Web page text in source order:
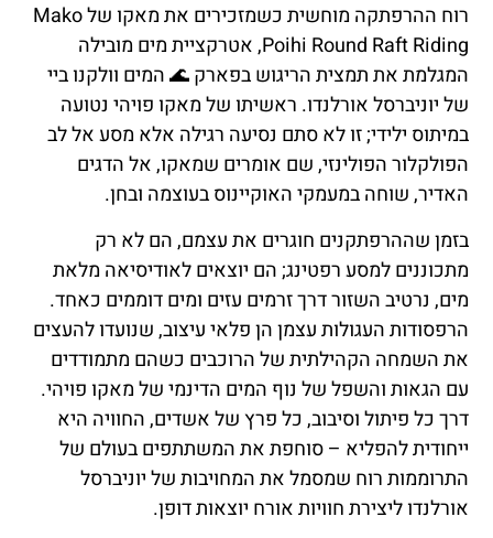
רוח ההרפתקה מוחשית כשמזכירים את מאקו של Mako
Poihi Round Raft Riding, אטרקציית מים מובילה
המגלמת את תמצית הריגוש בפארק 🌊 המים וולקנו ביי
של יוניברסל אורלנדו. ראשיתו של מאקו פויהי נטועה
במיתוס ילידי; זו לא סתם נסיעה רגילה אלא מסע אל לב
הפולקלור הפולינזי, שם אומרים שמאקו, אל הדגים
האדיר, שוחה במעמקי האוקיינוס בעוצמה ובחן.
בזמן שההרפתקנים חוגרים את עצמם, הם לא רק
מתכוננים למסע רפטינג; הם יוצאים לאודיסיאה מלאת
מים, נרטיב השזור דרך זרמים עזים ומים דוממים כאחד.
הרפסודות העגולות עצמן הן פלאי עיצוב, שנועדו להעצים
את השמחה הקהילתית של הרוכבים כשהם מתמודדים
עם הגאות והשפל של נוף המים הדינמי של מאקו פויהי.
דרך כל פיתול וסיבוב, כל פרץ של אשדים, החוויה היא
ייחודית להפליא – סוחפת את המשתתפים בעולם של
התרוממות רוח שמסמל את המחויבות של יוניברסל
אורלנדו ליצירת חוויות אורח יוצאות דופן.